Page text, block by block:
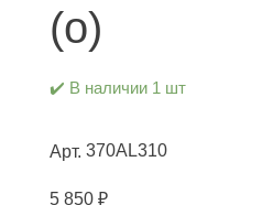
(о)
✔️ В наличии 1 шт
Арт. 370AL310
5 850 ₽